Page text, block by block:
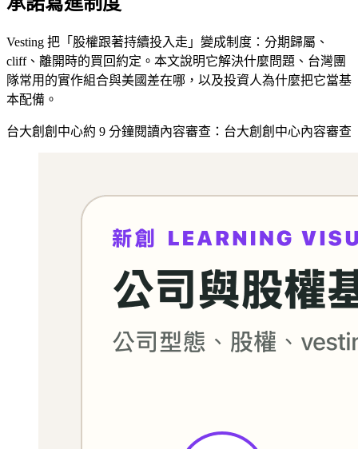
Vesting 把「股權跟著持續投入走」變成制度：分期歸屬、
cliff、離開時的買回約定。本文說明它解決什麼問題、台灣團
隊常用的實作組合與美國差在哪，以及投資人為什麼把它當基
本配備。
台大創創中心約 9 分鐘閱讀內容審查： 台大創創中心內容審查